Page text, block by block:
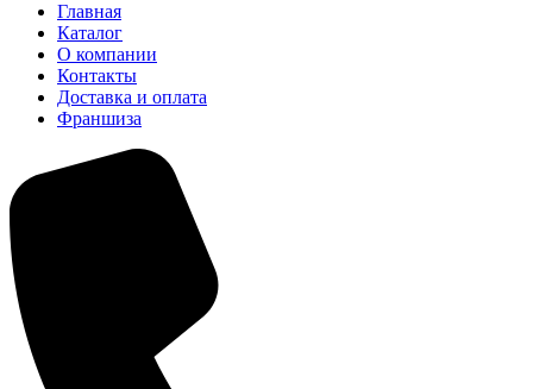
Главная
Каталог
О компании
Контакты
Доставка и оплата
Франшиза